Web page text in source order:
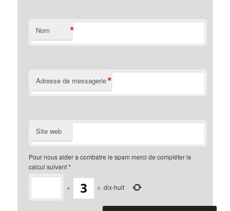
Nom *
Adresse de messagerie*
Site web
Pour nous aider a combatre le spam merci de compléter le
calcul suivant*
× = dix-huit